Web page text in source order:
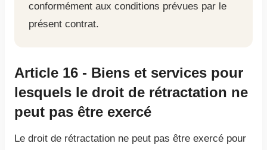
conformément aux conditions prévues par le
présent contrat.
Article 16 - Biens et services pour
lesquels le droit de rétractation ne
peut pas être exercé
Le droit de rétractation ne peut pas être exercé pour